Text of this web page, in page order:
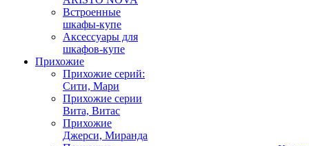
Встроенные
шкафы-купе
Аксессуары для
шкафов-купе
Прихожие
Прихожие серий:
Сити, Мари
Прихожие серии
Вита, Витас
Прихожие
Джерси, Миранда